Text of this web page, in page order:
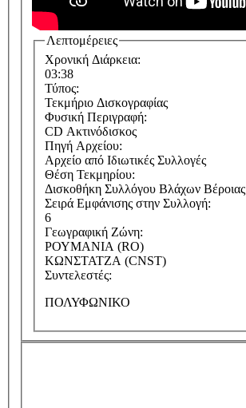
Λεπτομέρειες
Χρονική Διάρκεια:
03:38
Τύπος:
Τεκμήριο Δισκογραφίας
Φυσική Περιγραφή:
CD Ακτινόδισκος
Πηγή Αρχείου:
Αρχείο από Ιδιωτικές Συλλογές
Θέση Τεκμηρίου:
Δισκοθήκη Συλλόγου Βλάχων Βέροιας
Σειρά Εμφάνισης στην Συλλογή:
6
Γεωγραφική Ζώνη:
ΡΟΥΜΑΝΙΑ (RO)
ΚΩΝΣΤΑΤΖΑ (CNST)
Συντελεστές:
ΠΟΛΥΦΩΝΙΚΟ